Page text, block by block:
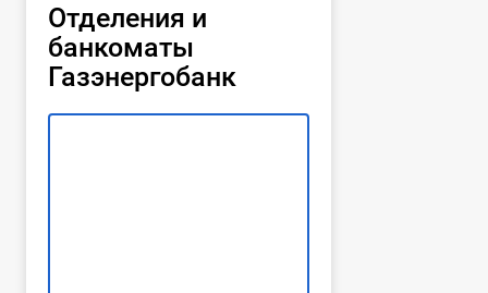
Отделения и
банкоматы
Газэнергобанк